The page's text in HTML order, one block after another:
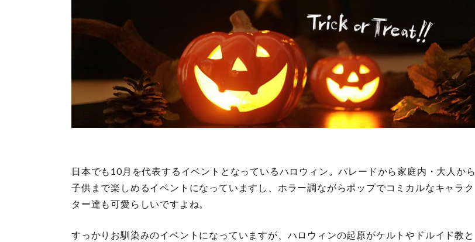
日本でも10月を代表するイベントとなっているハロウィン。パレードから家庭内・大人から
子供まで楽しめるイベントになっていますし、ホラー調ながらポップでコミカルなキャラク
ター達も可愛らしいですよね。
すっかりお馴染みのイベントになっていますが、ハロウィンの起原がケルトやドルイド教と